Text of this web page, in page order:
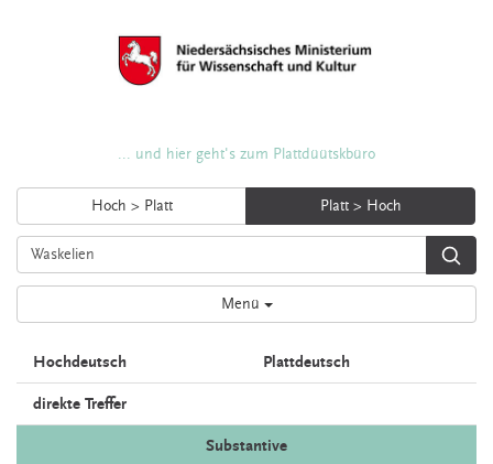
... und hier geht's zum Plattdüütskbüro
Hoch > Platt Platt > Hoch
Menü
Hochdeutsch Plattdeutsch
direkte Treffer
Substantive